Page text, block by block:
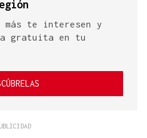
más te interesen y
gratuita en tu